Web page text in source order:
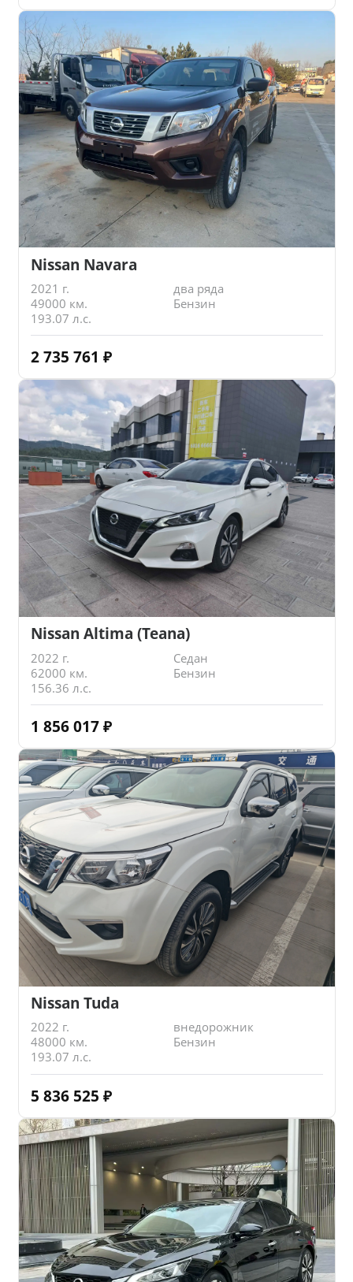
Nissan Navara
2021 г.
два ряда
49000 км.
Бензин
193.07 л.с.
2 735 761 ₽
Nissan Altima (Teana)
2022 г.
Седан
62000 км.
Бензин
156.36 л.с.
1 856 017 ₽
Nissan Tuda
2022 г.
внедорожник
48000 км.
Бензин
193.07 л.с.
5 836 525 ₽